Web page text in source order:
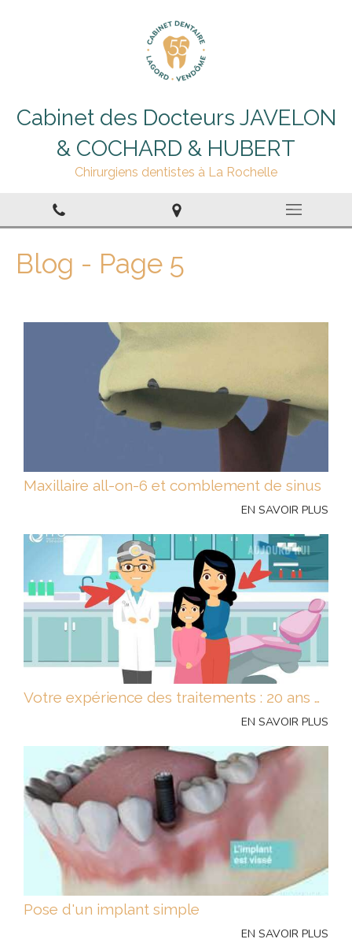
Cabinet des Docteurs JAVELON
& COCHARD & HUBERT
Chirurgiens dentistes à La Rochelle
Blog - Page 5
Maxillaire all-on-6 et comblement de sinus
EN SAVOIR PLUS
Votre expérience des traitements : 20 ans d'évolution
EN SAVOIR PLUS
Pose d'un implant simple
EN SAVOIR PLUS